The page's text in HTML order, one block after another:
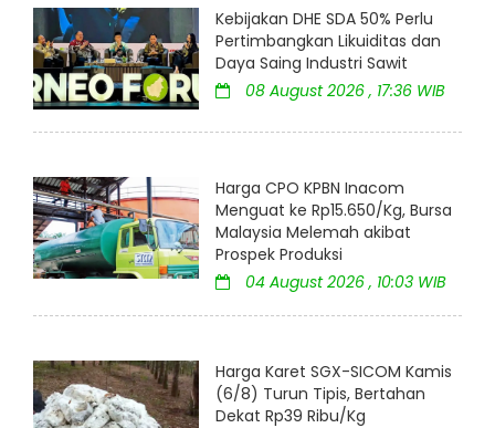
Kebijakan DHE SDA 50% Perlu
Pertimbangkan Likuiditas dan
Daya Saing Industri Sawit
08 August 2026 , 17:36 WIB
Harga CPO KPBN Inacom
Menguat ke Rp15.650/Kg, Bursa
Malaysia Melemah akibat
Prospek Produksi
04 August 2026 , 10:03 WIB
Harga Karet SGX-SICOM Kamis
(6/8) Turun Tipis, Bertahan
Dekat Rp39 Ribu/Kg